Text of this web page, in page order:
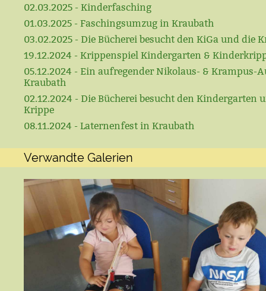
02.03.2025 - Kinderfasching
01.03.2025 - Faschingsumzug in Kraubath
03.02.2025 - Die Bücherei besucht den KiGa und die
19.12.2024 - Krippenspiel Kindergarten &
05.12.2024 - Ein aufregender Nikolaus- & Krampus-
Kraubath
02.12.2024 - Die Bücherei besucht den Kindergarten
Krippe
08.11.2024 - Laternenfest in Kraubath
Verwandte Galerien